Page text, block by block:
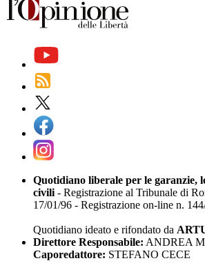
Quotidiano liberale per le garanzie,
civili - Registrazione al Tribunale di
17/01/96 - Registrazione on-line n.
Quotidiano ideato e rifondato da
Direttore Responsabile: ANDREA
Caporedattore: STEFANO CECE